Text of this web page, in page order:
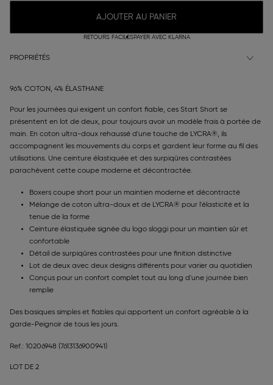
AJOUTER AU PANIER
RETOURS FACILESPAYER AVEC KLARNA
PROPRIÉTÉS
96% COTON, 4% ÉLASTHANE
Pour les journées qui exigent un confort fiable, ces Start Short se
présentent en lot de deux, pour toujours avoir un modèle frais à portée de
main. En coton ultra-doux rehaussé d'une touche de LYCRA®, ils
accompagnent les mouvements du corps et gardent leur forme au fil des
utilisations. Une ceinture élastiquée et des surpiqûres contrastées
parachèvent cette coupe moderne et décontractée.
Boxers coupe short pour un maintien moderne et décontracté
Mélange de coton ultra-doux et de LYCRA® pour l'élasticité et la
tenue de la forme
Ceinture élastiquée signée du logo sloggi pour un maintien sûr et
confortable
Détail de surpiqûres contrastées pour une finition distinctive
Lot de deux avec deux designs différents pour varier au quotidien
Conçus pour un confort complet tout au long d'une journée bien
remplie
Des basiques simples et fiables qui apportent un confort agréable à la
garde-Peignoir de tous les jours.
Ref.: 10206948 (7613136900941)
LOT DE 2